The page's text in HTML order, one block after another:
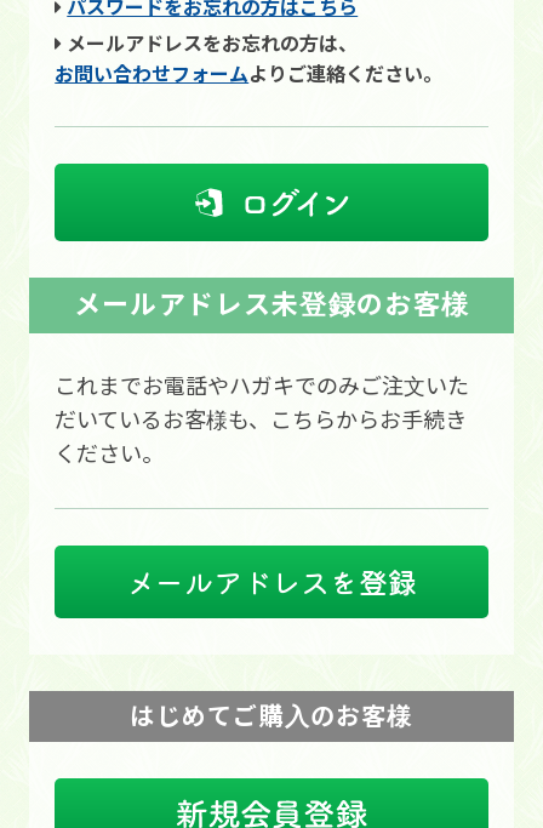
パスワードをお忘れの方はこちら
メールアドレスをお忘れの方は、
お問い合わせフォームよりご連絡ください。
メールアドレス未登録のお客様
これまでお電話やハガキでのみご注文いた
だいているお客様も、こちらからお手続き
ください。
メールアドレスを登録
はじめてご購入のお客様